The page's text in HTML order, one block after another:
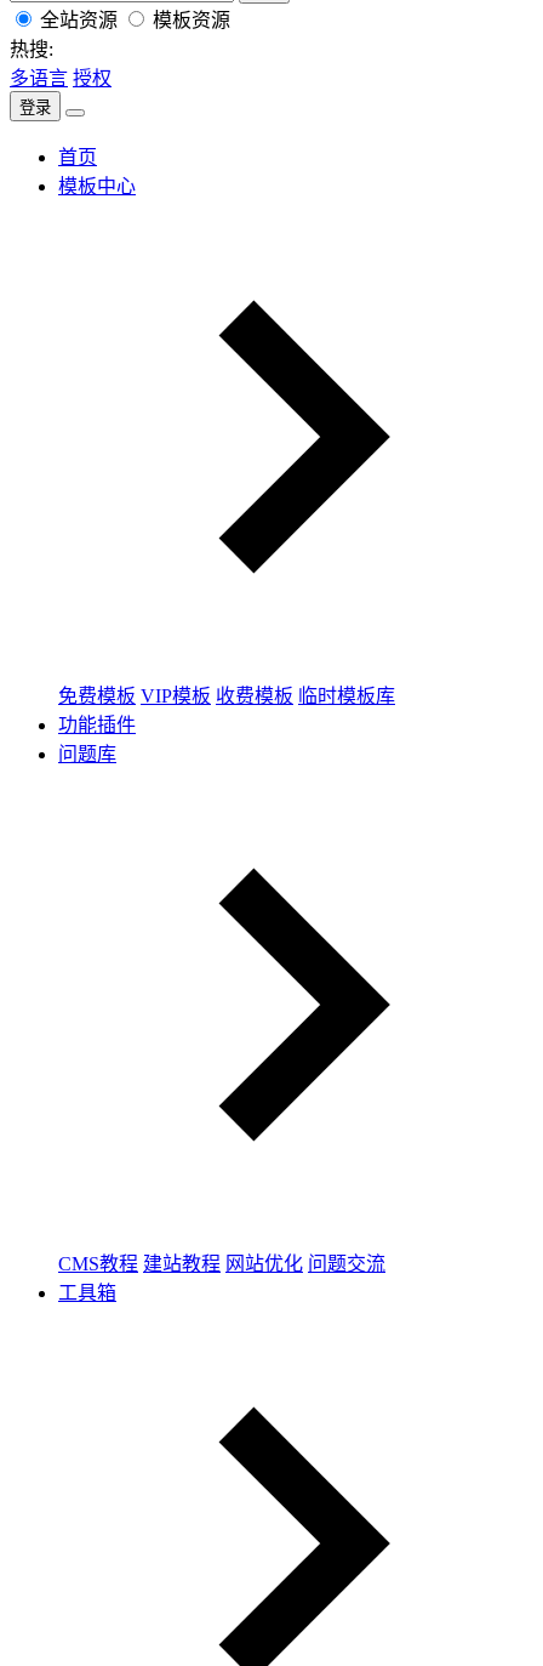
全站资源
模板资源
热搜:
多语言 授权
登录
首页
模板中心
免费模板 VIP模板 收费模板 临时模板库
功能插件
问题库
CMS教程 建站教程 网站优化 问题交流
工具箱